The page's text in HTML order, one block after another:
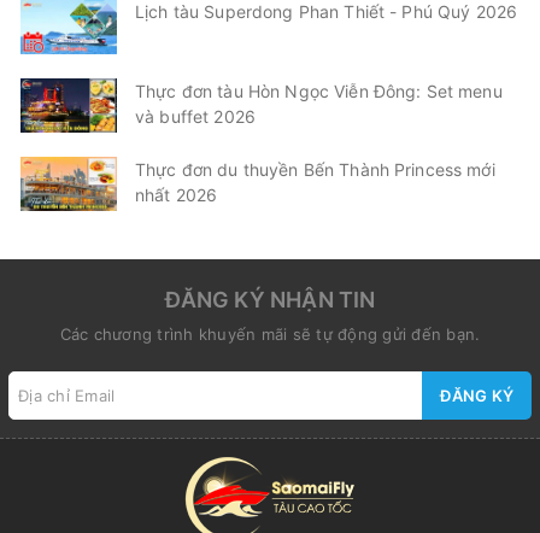
Lịch tàu Superdong Phan Thiết - Phú Quý 2026
Thực đơn tàu Hòn Ngọc Viễn Đông: Set menu
và buffet 2026
Thực đơn du thuyền Bến Thành Princess mới
nhất 2026
ĐĂNG KÝ NHẬN TIN
Các chương trình khuyến mãi sẽ tự động gửi đến bạn.
ĐĂNG KÝ